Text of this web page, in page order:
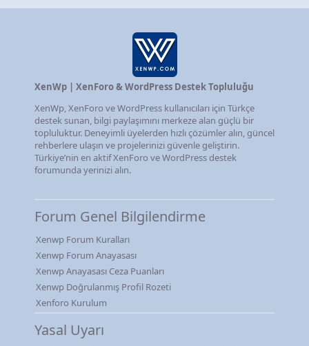
XenWp | XenForo & WordPress Destek Topluluğu
XenWp, XenForo ve WordPress kullanıcıları için Türkçe
destek sunan, bilgi paylaşımını merkeze alan güçlü bir
topluluktur. Deneyimli üyelerden hızlı çözümler alın, güncel
rehberlere ulaşın ve projelerinizi güvenle geliştirin.
Türkiye’nin en aktif XenForo ve WordPress destek
forumunda yerinizi alın.
Forum Genel Bilgilendirme
Xenwp Forum Kuralları
Xenwp Forum Anayasası
Xenwp Anayasası Ceza Puanları
Xenwp Doğrulanmış Profil Rozeti
Xenforo Kurulum
Yasal Uyarı